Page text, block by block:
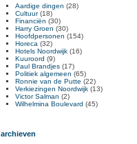
Aardige dingen (28)
Cultuur(18)
Financiën (30)
Harry Groen (30)
Hoofdpersonen (154)
Horeca (32)
Hotels Noordwijk (16)
Kuuroord (9)
Paul Brandjes (17)
Politiek algemeen (65)
Ronnie van de Putte (22)
Verkiezingen Noordwijk (13)
Victor Salman (2)
Wilhelmina Boulevard (45)
archieven